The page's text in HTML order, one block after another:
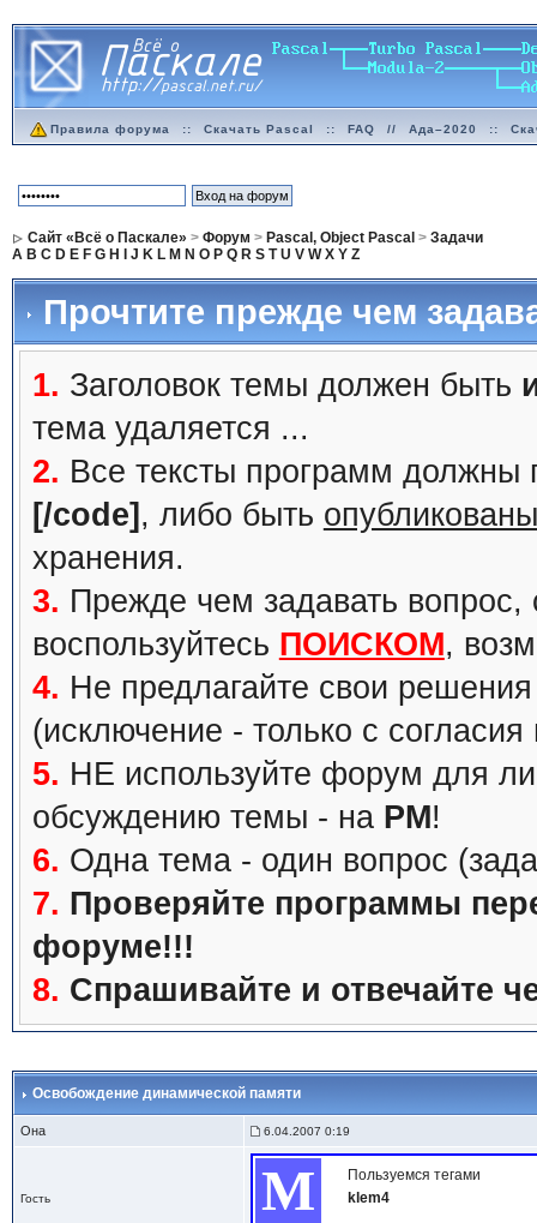
Правила форума :: Скачать Pascal :: FAQ // Ада–2020 ::
Сайт «Всё о Паскале» > Форум > Pascal, Object Pascal > Задачи
A B C D E F G H J K L M N O P Q R S T U V W X Y Z
Прочтите прежде чем
1. Заголовок темы должен быть
тема удаляется ...
2. Все тексты программ должны
[/code] , либо быть
хранения.
3. Прежде чем задавать вопрос,
воспользуйтесь ПОИСКОМ,
4. Не предлагайте свои
(исключение - только с
5. НЕ используйте форум для
обсуждению темы - на PM!
6. Одна тема - один вопрос
7. Проверяйте программы
форуме!!!
8. Спрашивайте и отвечайте
Освобождение динамической памяти
Она 6.04.2007 0:19
Гость М
Пользуемся тегами
klem4